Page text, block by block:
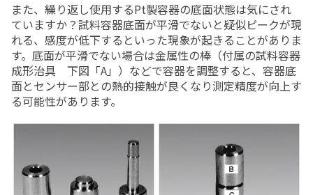
また、繰り返し使用するPt製容器の底面状態は気にされ
ていますか？試料容器底面が平滑でないと疑似ピークが現
れる、感度が低下するといった現象が起きることがありま
す。底面が平滑でない場合は金属性の棒（付属の試料容器
成形治具 下図「A」）などで容器を調整すると、容器底
面とセンサー部との熱的接触が良くなり測定精度が向上す
る可能性があります。